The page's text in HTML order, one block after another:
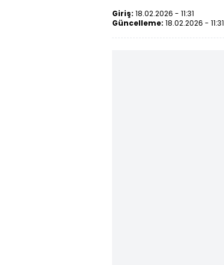
Giriş: 18.02.2026 - 11:31
Güncelleme: 18.02.2026 - 11:31